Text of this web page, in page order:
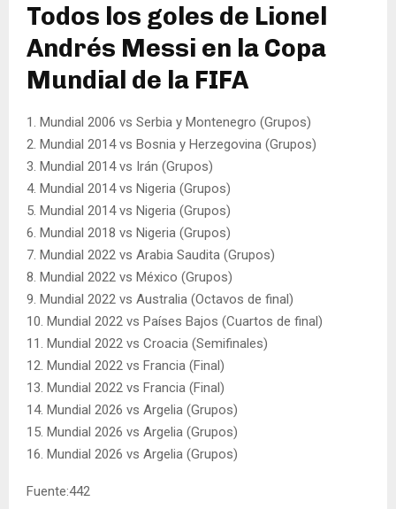
Todos los goles de Lionel
Andrés Messi en la Copa
Mundial de la FIFA
1. Mundial 2006 vs Serbia y Montenegro (Grupos)
2. Mundial 2014 vs Bosnia y Herzegovina (Grupos)
3. Mundial 2014 vs Irán (Grupos)
4. Mundial 2014 vs Nigeria (Grupos)
5. Mundial 2014 vs Nigeria (Grupos)
6. Mundial 2018 vs Nigeria (Grupos)
7. Mundial 2022 vs Arabia Saudita (Grupos)
8. Mundial 2022 vs México (Grupos)
9. Mundial 2022 vs Australia (Octavos de final)
10. Mundial 2022 vs Países Bajos (Cuartos de final)
11. Mundial 2022 vs Croacia (Semifinales)
12. Mundial 2022 vs Francia (Final)
13. Mundial 2022 vs Francia (Final)
14. Mundial 2026 vs Argelia (Grupos)
15. Mundial 2026 vs Argelia (Grupos)
16. Mundial 2026 vs Argelia (Grupos)
Fuente:442